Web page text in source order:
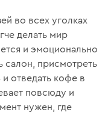
во всех уголках
делать мир
и эмоционально
салон, присмотреть
отведать кофе в
повсюду и
нужен, где